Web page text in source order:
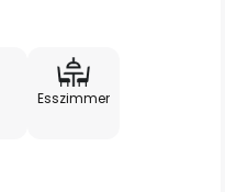
Esszimmer